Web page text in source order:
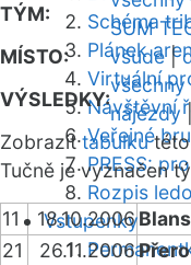
Schéma
Plánek
Virtuální
Návštěvní
Veřejné
PRESS:
Rozpis
Vstupenky
TÝM:
SUM
MÍSTO:
všude|
VÝSLEDKY:
všechny
nájezdy
Zobrazittabulkutéto
Tučně je vyznačen
11 18.10.2006
21
26.11.2006